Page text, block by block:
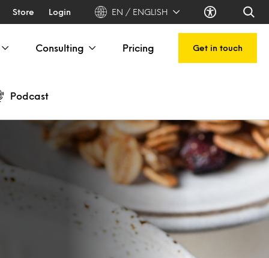
Store Login EN / ENGLISH
Consulting Pricing Get in touch
Podcast